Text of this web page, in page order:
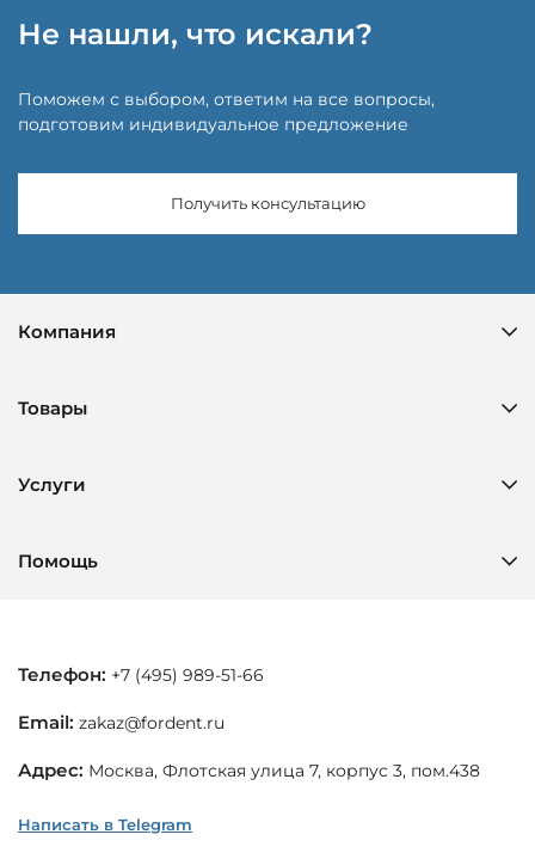
Не нашли, что искали?
Поможем с выбором, ответим на все вопросы,
подготовим индивидуальное предложение
Получить консультацию
Компания
Товары
Услуги
Помощь
Телефон: +7 (495) 989-51-66
Email: zakaz@fordent.ru
Адрес: Москва, Флотская улица 7, корпус 3, пом.438
Написать в Telegram